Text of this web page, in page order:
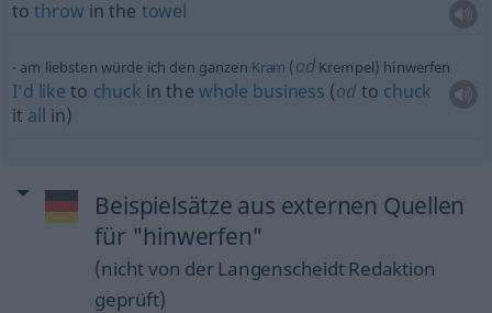
tothrow in the towel
am liebsten würde ich den ganzen Kram (odKrempel) hinwerfen
I’d like to chuck in the whole business (od to chuck
it all in)
Beispielsätze aus externen Quellen
für "hinwerfen"
(nicht von der Langenscheidt Redaktion
geprüft)